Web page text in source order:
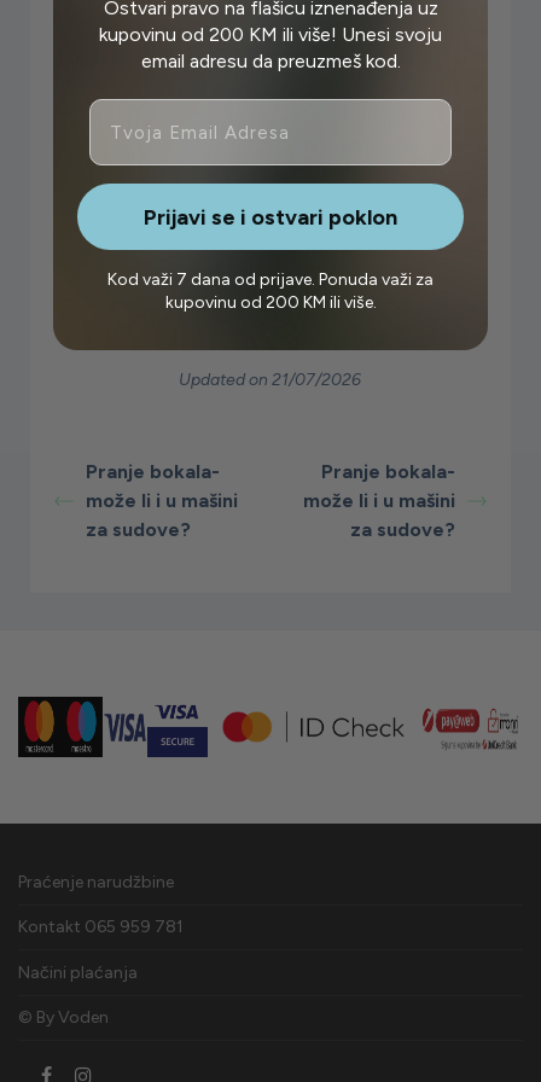
Takođe se može bez problema prati i u mašini.
What are your Feelings
Share This Article :
Updated on 21/07/2026
Pranje bokala-
može li i u mašini
za sudove?
Pranje bokala-
može li i u mašini
za sudove?
Praćenje narudžbine
Kontakt 065 959 781
Načini plaćanja
© ByVoden
Ostvari pravo na flašicu iznenađenja uz
kupovinu od 200 KM ili više! Unesi svoju
email adresu da preuzmeš kod.
Email
Prijavi se i ostvari poklon
Kod važi 7 dana od prijave. Ponuda važi za
kupovinu od 200 KM ili više.